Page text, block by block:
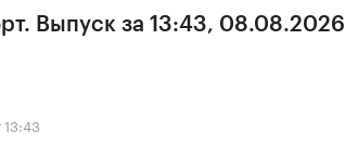
Выпуск за 13:43, 08.08.2026
13:43